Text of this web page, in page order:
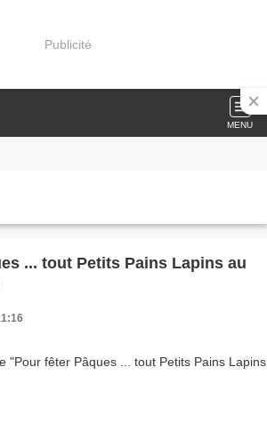
Publicité
MENU
... tout Petits Pains Lapins au